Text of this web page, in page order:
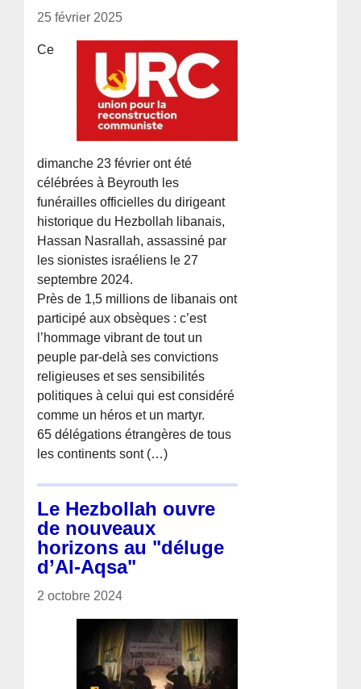
25 février 2025
Ce
dimanche 23 février ont été
célébrées à Beyrouth les
funérailles officielles du dirigeant
historique du Hezbollah libanais,
Hassan Nasrallah, assassiné par
les sionistes israéliens le 27
septembre 2024.
Près de 1,5 millions de libanais ont
participé aux obsèques : c’est
l’hommage vibrant de tout un
peuple par-delà ses convictions
religieuses et ses sensibilités
politiques à celui qui est considéré
comme un héros et un martyr.
65 délégations étrangères de tous
les continents sont (…)
Le Hezbollah ouvre
de nouveaux
horizons au "déluge
d’Al-Aqsa"
2 octobre 2024